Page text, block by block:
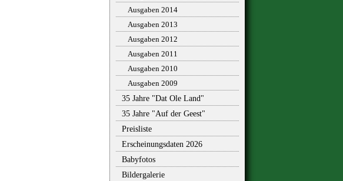
Ausgaben 2014
Ausgaben 2013
Ausgaben 2012
Ausgaben 2011
Ausgaben 2010
Ausgaben 2009
35 Jahre "Dat Ole Land"
35 Jahre "Auf der Geest"
Preisliste
Erscheinungsdaten 2026
Babyfotos
Bildergalerie